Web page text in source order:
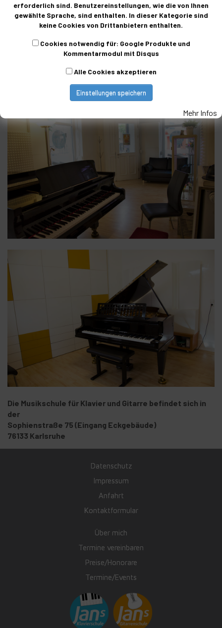
Dann vereinbaren Sie gleich eine Probestunde. Für Kinder und
Jugendliche ist die Probestunde kostenfrei. Erwachsene sind
Jans Klavier- und Gitarrenschule, einer der
erfolgreichen in Deutschland.
Die Musikschule für Klavier und Gitarre befindet sich in
der
Sophienstraße 75 (Eingang Eckgebäude)
76133 Karlsruhe
Datenschutz
Impressum
Anfahrt
Kontaktformular
Über mich
Termine vereinbaren
Preise/Honorare
Termine/Events
erforderlich sind. Benutzereinstellungen, wie die von Ihnen
gewählte Sprache, sind enthalten. In dieser Kategorie sind
keine Cookies von Drittanbietern enthalten.
Cookies notwendig für: Google Produkte und
Kommentarmodul mit Disqus
Alle Cookies akzeptieren
Einstellungen speichern
Mehr Infos